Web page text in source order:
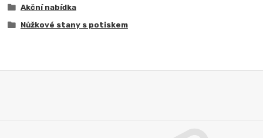
Akční nabídka
Nůžkové stany s potiskem